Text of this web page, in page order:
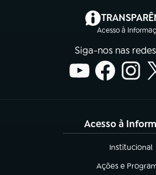
Acesso à
Siga-nos nas
Acesso à
Institucional
(abre em
Ações e
(abre em nova